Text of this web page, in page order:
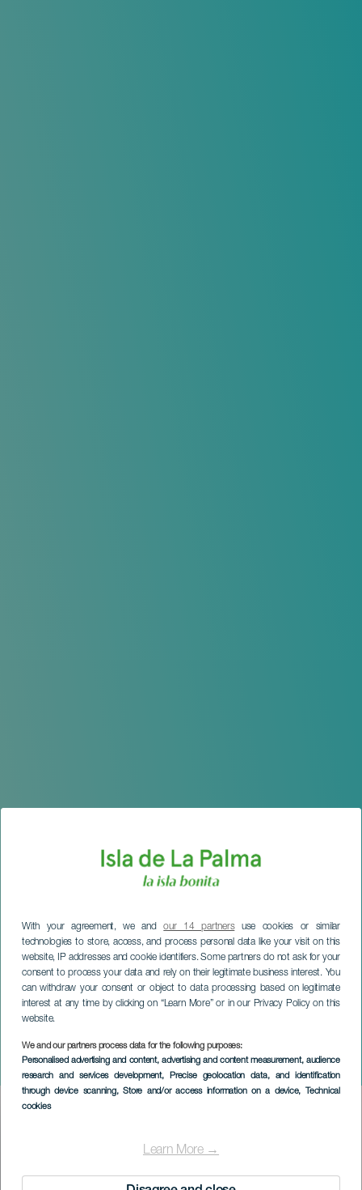
With your agreement, we andour 14 partnersuse cookies or similar
technologies to store, access, and process personal data like your visit on this
website, IP addresses and cookie identifiers. Some partners do not ask for your
consent to process your data and rely on their legitimate business interest. You
can withdraw your consent or object to data processing based on legitimate
interest at any time by clicking on “Learn More” or in our Privacy Policy on this
website.
We and our partners process data for the following purposes:
Personalised advertising and content, advertising and content measurement, audience
research and services development, Precise geolocation data, and identification
through device scanning, Store and/or access information on a device, Technical
cookies
Learn More →
Lettere e stelle
LA PALMA
Imagen